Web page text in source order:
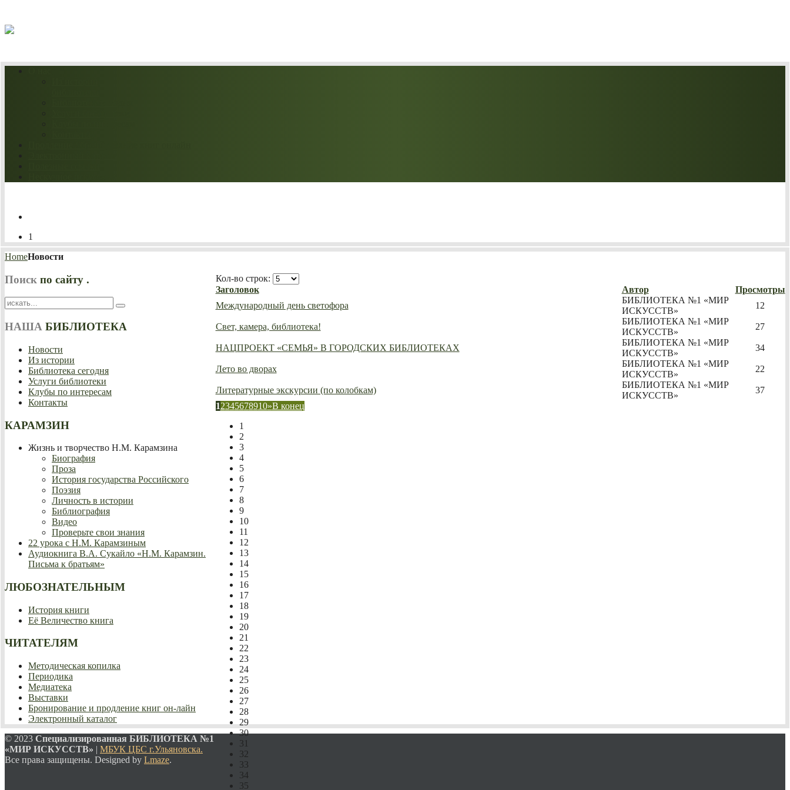
1
HomeНовости
Кол-во строк:
Заголовок
Автор
Просмотры
Международный день светофора
БИБЛИОТЕКА №1 «МИР
ИСКУССТВ»
12
Свет, камера, библиотека!
БИБЛИОТЕКА №1 «МИР
ИСКУССТВ»
27
НАЦПРОЕКТ «СЕМЬЯ» В ГОРОДСКИХ БИБЛИОТЕКАХ
БИБЛИОТЕКА №1 «МИР
ИСКУССТВ»
34
Лето во дворах
БИБЛИОТЕКА №1 «МИР
ИСКУССТВ»
22
Литературные экскурсии (по колобкам)
БИБЛИОТЕКА №1 «МИР
ИСКУССТВ»
37
12345678910»В конец
1
2
3
4
5
6
7
8
9
10
11
12
13
14
15
16
17
18
19
20
21
22
23
24
25
26
27
28
29
30
31
32
33
34
35
Поиск по сайту .
НАША БИБЛИОТЕКА
Новости
Из истории
Библиотека сегодня
Услуги библиотеки
Клубы по интересам
Контакты
КАРАМЗИН
Жизнь и творчество Н.М. Карамзина
Биография
Проза
История государства Российского
Поэзия
Личность в истории
Библиография
Видео
Проверьте свои знания
22 урока с Н.М. Карамзиным
Аудиокнига В.А. Сукайло «Н.М. Карамзин.
Письма к братьям»
ЛЮБОЗНАТЕЛЬНЫМ
История книги
Её Величество книга
ЧИТАТЕЛЯМ
Методическая копилка
Периодика
Медиатека
Выставки
Бронирование и продление книг он-лайн
Электронный каталог
© 2023 Специализированная БИБЛИОТЕКА №1
«МИР ИСКУССТВ» | МБУК ЦБС г.Ульяновска.
Все права защищены. Designed by Lmaze.